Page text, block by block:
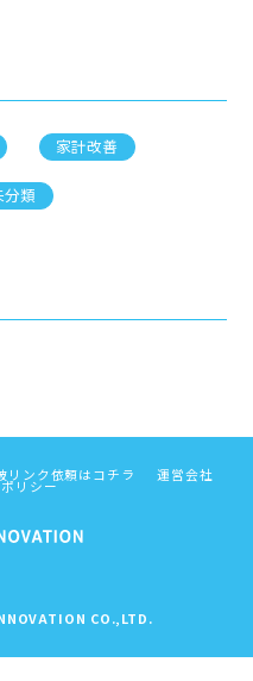
家計改善
分類
リンク依頼はコチラ 運営会社
リシー
CO.,LTD.